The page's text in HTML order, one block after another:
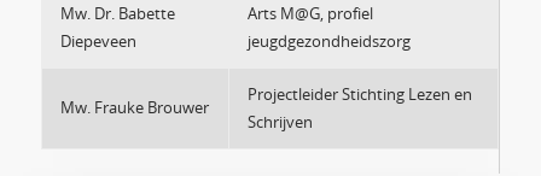
Mw. Dr. Babette
Diepeveen
Arts M@G, profiel
jeugdgezondheidszorg
Mw. Frauke Brouwer
Projectleider Stichting Lezen en
Schrijven